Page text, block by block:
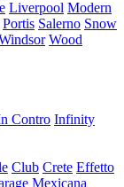
Liverpool Modern
Portis Salerno Snow
Wood
Contro Infinity
Club Crete Effetto
Mexicana